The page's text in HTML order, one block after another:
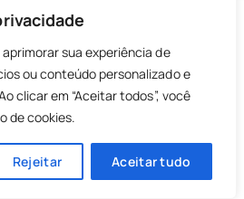
sua experiência de
ou conteúdo personalizado e
clicar em “Aceitar todos”, você
de cookies.
Rejeitar Aceitar tudo